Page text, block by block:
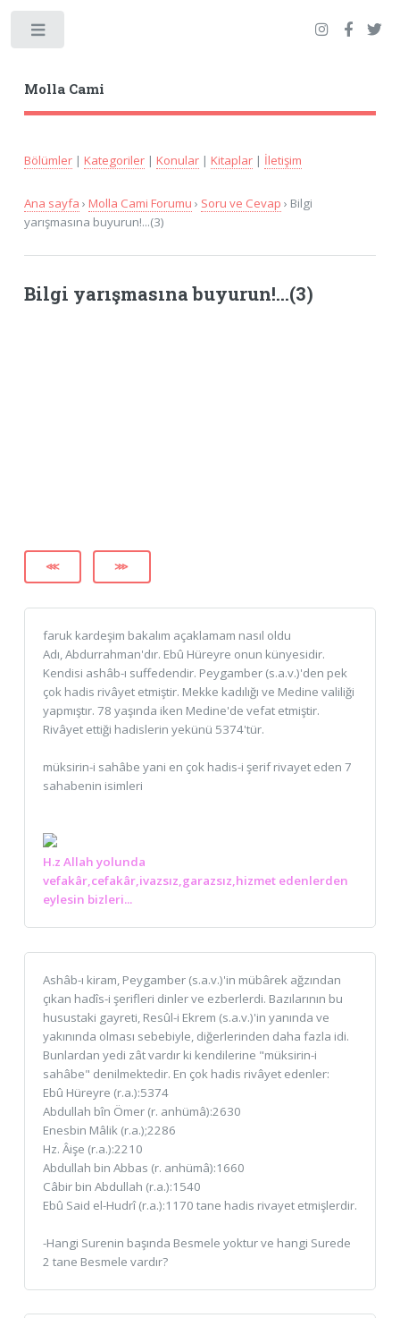
Molla Cami
Bölümler| Kategoriler| Konular| Kitaplar| İletişim
Ana sayfa › Molla Cami Forumu › Soru ve Cevap › Bilgi
yarışmasına buyurun!...(3)
Bilgi yarışmasına buyurun!...(3)
⋘ ⋙
faruk kardeşim bakalım açaklamam nasıl oldu
Adı, Abdurrahman'dır. Ebû Hüreyre onun künyesidir.
Kendisi ashâb-ı suffedendir. Peygamber (s.a.v.)'den pek
çok hadis rivâyet etmiştir. Mekke kadılığı ve Medine valiliği
yapmıştır. 78 yaşında iken Medine'de vefat etmiştir.
Rivâyet ettiği hadislerin yekünü 5374'tür.
müksirin-i sahâbe yani en çok hadis-i şerif rivayet eden 7
sahabenin isimleri
H.z Allah yolunda
vefakâr,cefakâr,ivazsız,garazsız,hizmet edenlerden
eylesin bizleri...
Ashâb-ı kiram, Peygamber (s.a.v.)'in mübârek ağzından
çıkan hadîs-i şerifleri dinler ve ezberlerdi. Bazılarının bu
husustaki gayreti, Resûl-i Ekrem (s.a.v.)'in yanında ve
yakınında olması sebebiyle, diğerlerinden daha fazla idi.
Bunlardan yedi zât vardır ki kendilerine "müksirin-i
sahâbe" denilmektedir. En çok hadis rivâyet edenler:
Ebû Hüreyre (r.a.):5374
Abdullah bîn Ömer (r. anhümâ):2630
Enesbin Mâlik (r.a.);2286
Hz. Âişe (r.a.):2210
Abdullah bin Abbas (r. anhümâ):1660
Câbir bin Abdullah (r.a.):1540
Ebû Said el-Hudrî (r.a.):1170 tane hadis rivayet etmişlerdir.
-Hangi Surenin başında Besmele yoktur ve hangi Surede
2 tane Besmele vardır?